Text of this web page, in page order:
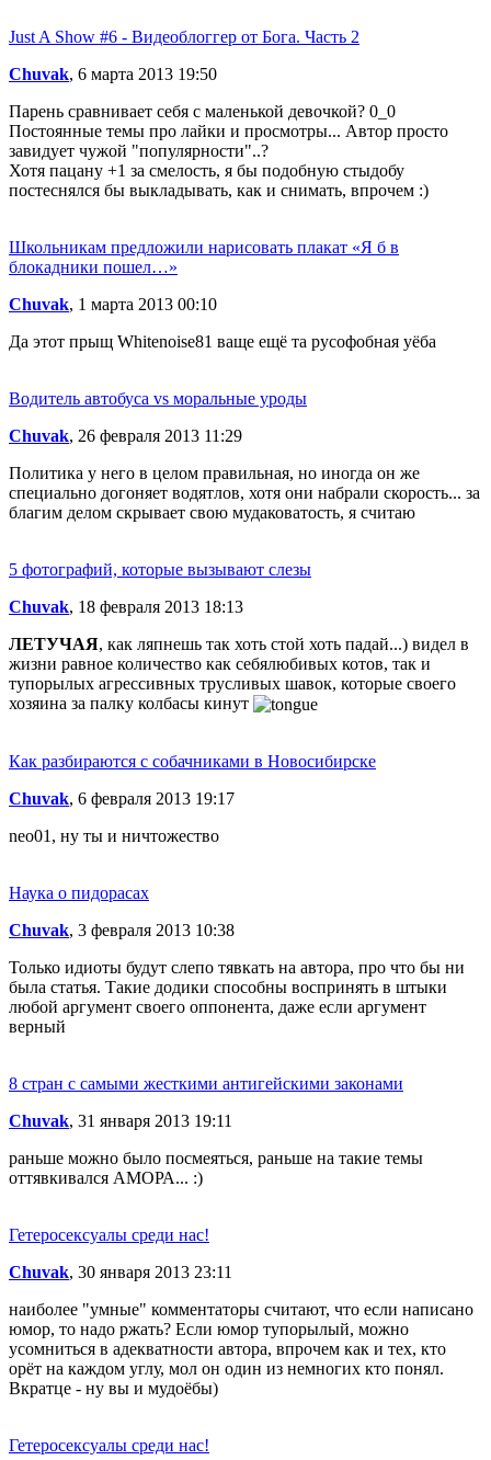
Just A Show #6 - Видеоблоггер от Бога. Часть 2
Chuvak, 6 марта 2013 19:50
Парень сравнивает себя с маленькой девочкой? 0_0
Постоянные темы про лайки и просмотры... Автор просто
завидует чужой "популярности"..?
Хотя пацану +1 за смелость, я бы подобную стыдобу
постеснялся бы выкладывать, как и снимать, впрочем :)
Школьникам предложили нарисовать плакат «Я б в
блокадники пошел…»
Chuvak, 1 марта 2013 00:10
Да этот прыщ Whitenoise81 ваще ещё та русофобная yёба
Водитель автобуса vs моральные уроды
Chuvak, 26 февраля 2013 11:29
Политика у него в целом правильная, но иногда он же
специально догоняет водятлов, хотя они набрали скорость... за
благим делом скрывает свою мудаковатость, я считаю
5 фотографий, которые вызывают слезы
Chuvak, 18 февраля 2013 18:13
ЛЕТУЧАЯ, как ляпнешь так хоть стой хоть падай...) видел в
жизни равное количество как себялюбивых котов, так и
тупорылых агрессивных трусливых шавок, которые своего
хозяина за палку колбасы кинут
Как разбираются с собачниками в Новосибирске
Chuvak, 6 февраля 2013 19:17
neo01, ну ты и ничтожество
Наука о пидорасах
Chuvak, 3 февраля 2013 10:38
Только идиоты будут слепо тявкать на автора, про что бы ни
была статья. Такие додики способны воспринять в штыки
любой аргумент своего оппонента, даже если аргумент
верный
8 стран с самыми жесткими антигейскими законами
Chuvak, 31 января 2013 19:11
раньше можно было посмеяться, раньше на такие темы
оттявкивался АМОРА... :)
Гетеросексуалы среди нас!
Chuvak, 30 января 2013 23:11
наиболее "умные" комментаторы считают, что если написано
юмор, то надо ржать? Если юмор тупорылый, можно
усомниться в адекватности автора, впрочем как и тех, кто
орёт на каждом углу, мол он один из немногих кто понял.
Вкратце - ну вы и мудоёбы)
Гетеросексуалы среди нас!